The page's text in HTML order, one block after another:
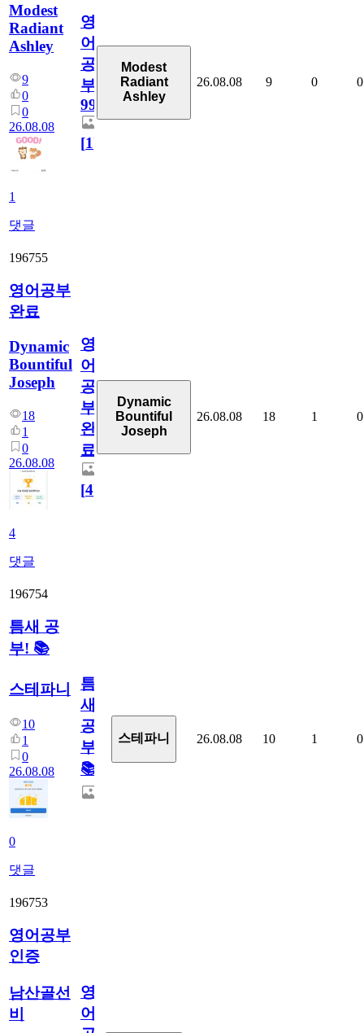
Modest
Radiant
Ashley
9
0
0
26.08.08
1
댓글
영
어
공
부
99
[1]
Modest
Radiant
Ashley
26.08.08 9 0 0
196755
영어공부
완료
Dynamic
Bountiful
Joseph
18
1
0
26.08.08
4
댓글
영
어
공
부
완
료
[4]
Dynamic
Bountiful
Joseph
26.08.08 18 1 0
196754
틈새 공
부! 📚
스테파니
10
1
0
26.08.08
0
댓글
틈
새
공
부!
📚
스테파니 26.08.08 10 1 0
196753
영어공부
인증
남산골선
비
영
어